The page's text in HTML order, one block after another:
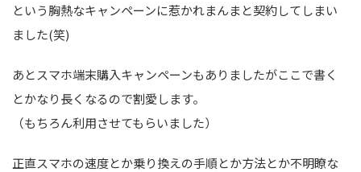
という胸熱なキャンペーンに惹かれまんまと契約してしまい
ました(笑)
あとスマホ端末購入キャンペーンもありましたがここで書く
とかなり長くなるので割愛します。
（もちろん利用させてもらいました）
正直スマホの速度とか乗り換えの手順とか方法とか不明瞭な